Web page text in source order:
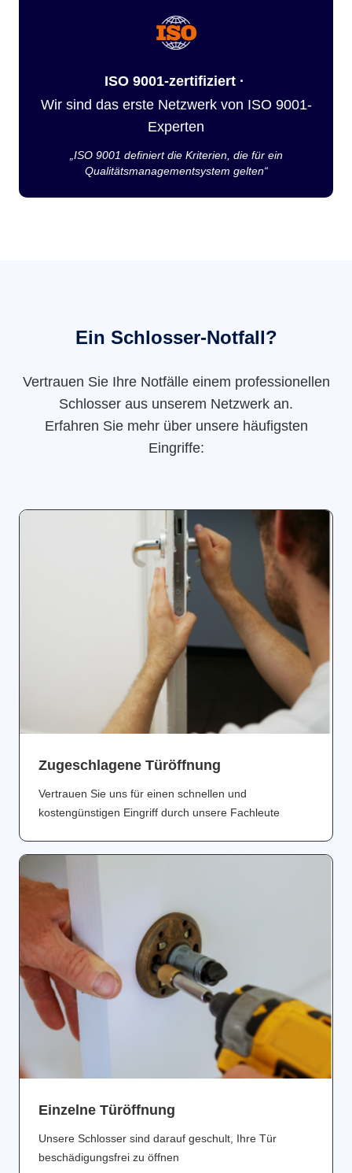
ISO 9001-zertifiziert ·
Wir sind das erste Netzwerk von ISO 9001-
Experten
„ISO 9001 definiert die Kriterien, die für ein
Qualitätsmanagementsystem gelten“
Ein Schlosser-Notfall?
Vertrauen Sie Ihre Notfälle einem professionellen
Schlosser aus unserem Netzwerk an.
Erfahren Sie mehr über unsere häufigsten
Eingriffe:
Zugeschlagene Türöffnung
Vertrauen Sie uns für einen schnellen und
kostengünstigen Eingriff durch unsere Fachleute
Einzelne Türöffnung
Unsere Schlosser sind darauf geschult, Ihre Tür
beschädigungsfrei zu öffnen